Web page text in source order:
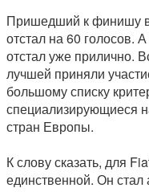
Пришедший к финишу
отстал на 60 голосов.
отстал уже прилично.
лучшей приняли
большому списку
специализирующиеся
стран Европы.
К слову сказать, для
единственной. Он